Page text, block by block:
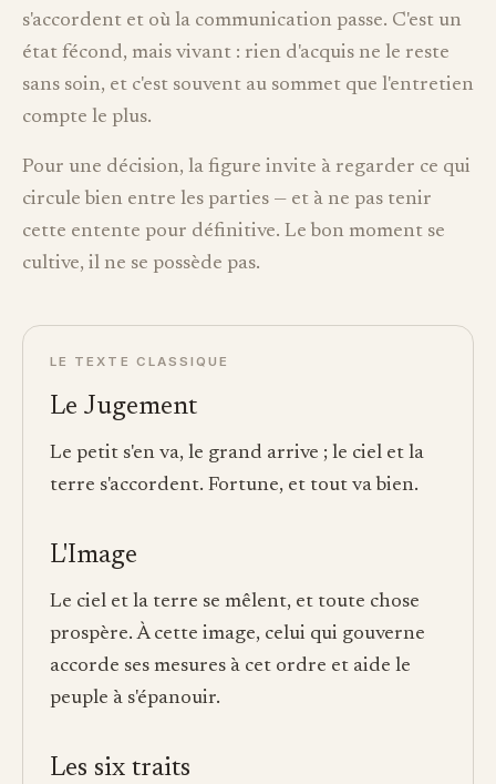
s'accordent et où la communication passe. C'est un
état fécond, mais vivant : rien d'acquis ne le reste
sans soin, et c'est souvent au sommet que l'entretien
compte le plus.
Pour une décision, la figure invite à regarder ce qui
circule bien entre les parties — et à ne pas tenir
cette entente pour définitive. Le bon moment se
cultive, il ne se possède pas.
LE TEXTE CLASSIQUE
Le Jugement
Le petit s'en va, le grand arrive ; le ciel et la
terre s'accordent. Fortune, et tout va bien.
L'Image
Le ciel et la terre se mêlent, et toute chose
prospère. À cette image, celui qui gouverne
accorde ses mesures à cet ordre et aide le
peuple à s'épanouir.
Les six traits